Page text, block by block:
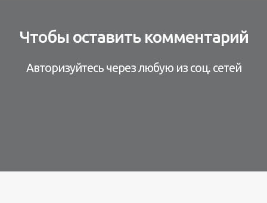
Чтобы оставить комментарий
Авторизуйтесь через любую из соц. сетей